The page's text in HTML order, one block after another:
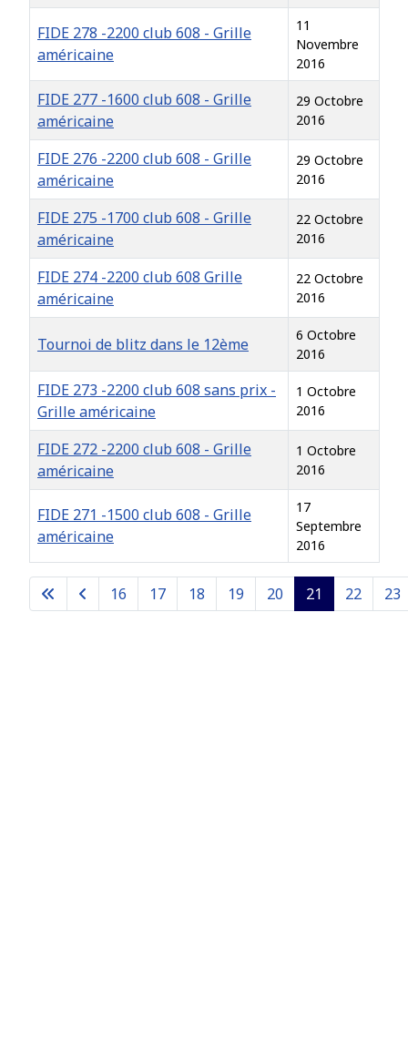
Articles
FIDE 278 -2200 club 608 - Grille
américaine
11
Novembre
2016
FIDE 277 -1600 club 608 - Grille
américaine
29 Octobre
2016
FIDE 276 -2200 club 608 - Grille
américaine
29 Octobre
2016
FIDE 275 -1700 club 608 - Grille
américaine
22 Octobre
2016
FIDE 274 -2200 club 608 Grille
américaine
22 Octobre
2016
Tournoi de blitz dans le 12ème
6 Octobre
2016
FIDE 273 -2200 club 608 sans prix -
Grille américaine
1 Octobre
2016
FIDE 272 -2200 club 608 - Grille
américaine
1 Octobre
2016
FIDE 271 -1500 club 608 - Grille
américaine
17
Septembre
2016
Page 21 sur 26
16 17 18 19 20 21 22 23